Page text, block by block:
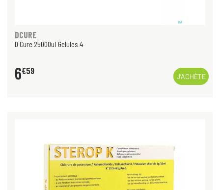
DCURE
D Cure 25000ui Gelules 4
6€59
J’ACHÈTE